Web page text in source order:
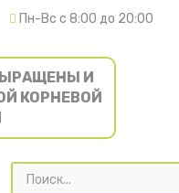
Пн-Вс с 8:00 до 20:00
И
КОРНЕВОЙ
Поиск
товаров